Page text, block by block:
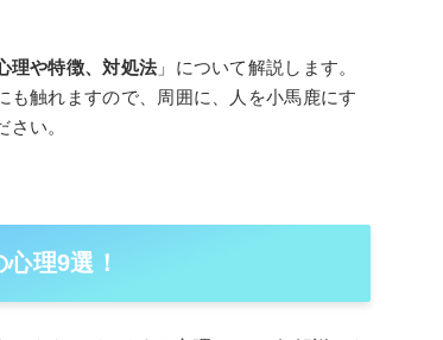
理や特徴、対処法」について解説します。
も触れますので、周囲に、人を小馬鹿にす
い。
理9選！